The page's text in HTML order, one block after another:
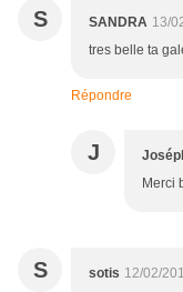
S SANDRA 13/
tres belle ta
Répondre
J
Merci
S sotis 12/02/